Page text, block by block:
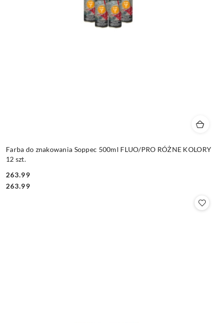
Farba do znakowania Soppec 500ml FLUO/PRO RÓŻNE KOLORY
12 szt.
Cena:
263.99
Cena:
263.99